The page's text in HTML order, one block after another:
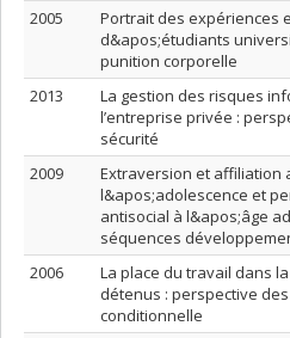
2005
Portrait des expériences
d&apos;étudiants
punition corporelle
2013
La gestion des risques
l’entreprise privée :
sécurité
2009
Extraversion et affiliation
l&apos;adolescence et
antisocial à l&apos;âge
séquences
2006
La place du travail dans
détenus : perspective
conditionnelle